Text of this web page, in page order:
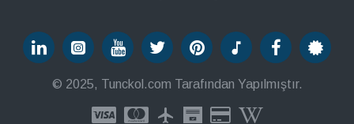
© 2025, Tunckol.com Tarafından Yapılmıştır.